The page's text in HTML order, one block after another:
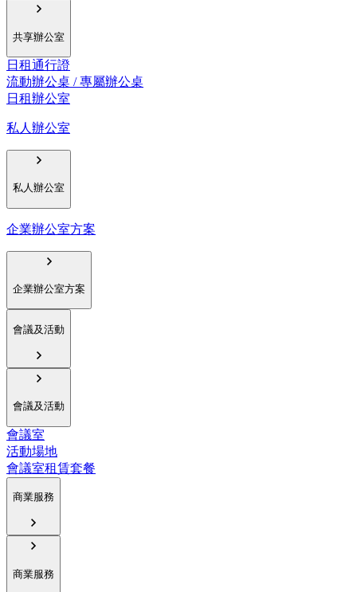
共享辦公室
日租通行證
流動辦公桌 / 專屬辦公桌
日租辦公室
私人辦公室
私人辦公室
企業辦公室方案
企業辦公室方案
會議及活動
會議及活動
會議室
活動場地
會議室租賃套餐
商業服務
商業服務